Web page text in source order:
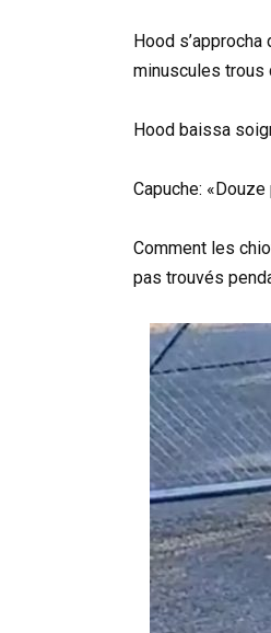
Hood
minuscules trous
Hood baissa
Capuche:
Comment les
pas trouvés